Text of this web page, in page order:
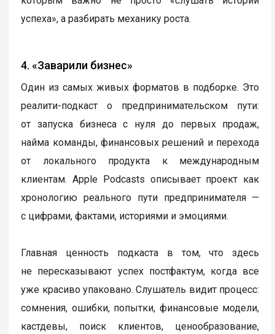
успеха», а разбирать механику роста.
4. «Заварили бизнес»
Один из самых живых форматов в подборке. Это
реалити-подкаст о предпринимательском пути:
от запуска бизнеса с нуля до первых продаж,
найма команды, финансовых решений и перехода
от локального продукта к международным
клиентам. Apple Podcasts описывает проект как
хронологию реального пути предпринимателя —
с цифрами, фактами, историями и эмоциями.
Главная ценность подкаста в том, что здесь
не пересказывают успех постфактум, когда все
уже красиво упаковано. Слушатель видит процесс:
сомнения, ошибки, попытки, финансовые модели,
кастдевы, поиск клиентов, ценообразование,